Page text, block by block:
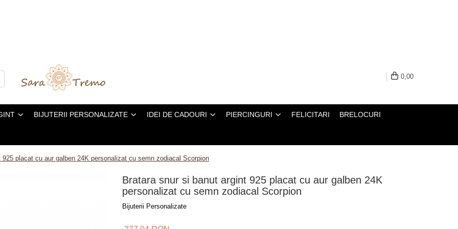
0,00
BIJUTERII PERSONALIZATE IDEI DE CADOURI PIERCINGURI FELICITARI BRELOCURI
925 placat cu aur galben 24K personalizat cu semn zodiacal Scorpion
Bratara snur si banut argint 925 placat cu aur galben 24K
personalizat cu semn zodiacal Scorpion
Bijuterii Personalizate